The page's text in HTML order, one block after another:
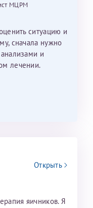
МЦРМ
ситуацию и
сначала нужно
и
лечении.
Открыть
яичников. Я